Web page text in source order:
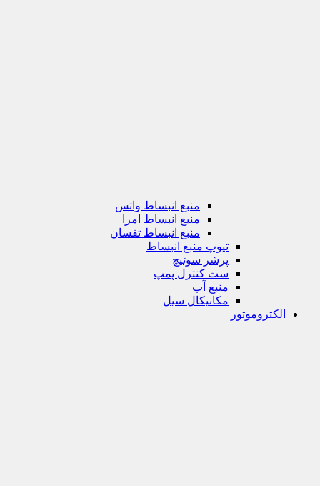
منبع انبساط واتس
منبع انبساط امرا
منبع انبساط تفسان
تیوپ منبع انبساط
پرشر سوئیچ
ست کنترل پمپ
منبع آب
مکانیکال سیل
الکتروموتور